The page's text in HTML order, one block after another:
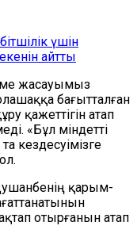
үшін
айтты
жасауымыз
бағытталған
қажеттігін атап
«Бұл міндетті
кездесуімізге
қарым-
отырғанын атап